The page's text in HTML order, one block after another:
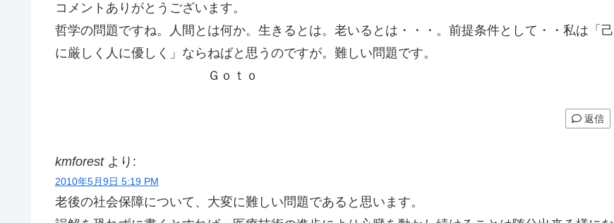
コメントありがとうございます。
哲学の問題ですね。人間とは何か。生きるとは。老いるとは・・・。前提条件として・・私は「己
に厳しく人に優しく」ならねばと思うのですが。難しい問題です。
Ｇｏｔｏ
返信
kmforest より:
2010年5月9日 5:19 PM
老後の社会保障について、大変に難しい問題であると思います。